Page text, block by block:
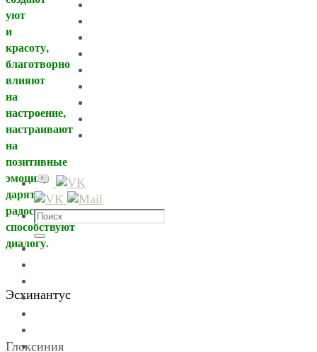
уют
и
красоту,
благотворно
влияют
на
настроение,
настраивают
на
позитивные
эмоции,
дарят
радость,
способствуют
диалогу.
Эсхинантус
Глоксиния
Что
искать:
Поиск